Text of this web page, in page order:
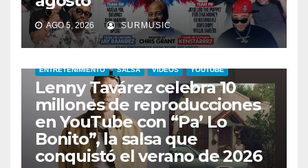
AGO 5, 2026 SURMUSIC
ENTRETENIMIENTO SALSA VIDEOS YOUTUBE
Lenny Tavárez celebra 10
millones de reproducciones
en YouTube con “Pa’ Lo
Bonito”, la salsa que
conquistó el verano de 2026